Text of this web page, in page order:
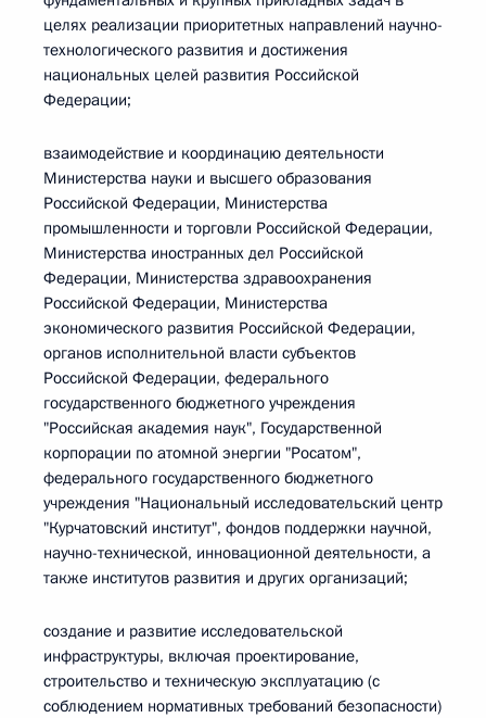
целях реализации приоритетных направлений научно-
технологического развития и достижения
национальных целей развития Российской
Федерации;
взаимодействие и координацию деятельности
Министерства науки и высшего образования
Российской Федерации, Министерства
промышленности и торговли Российской Федерации,
Министерства иностранных дел Российской
Федерации, Министерства здравоохранения
Российской Федерации, Министерства
экономического развития Российской Федерации,
органов исполнительной власти субъектов
Российской Федерации, федерального
государственного бюджетного учреждения
"Российская академия наук", Государственной
корпорации по атомной энергии "Росатом",
федерального государственного бюджетного
учреждения "Национальный исследовательский центр
"Курчатовский институт", фондов поддержки научной,
научно-технической, инновационной деятельности, а
также институтов развития и других организаций;
создание и развитие исследовательской
инфраструктуры, включая проектирование,
строительство и техническую эксплуатацию (с
соблюдением нормативных требований безопасности)